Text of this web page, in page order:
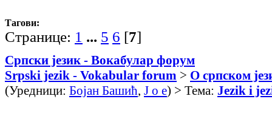
Тагови:
Странице: 1 ... 5 6 [7]
Српски језик - Вокабулар форум
Srpski jezik - Vokabular forum > О српском
(Уредници: Бојан Башић, J o e) > Тема: Jezik i